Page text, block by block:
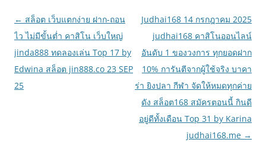
เมนู
นำทาง
เรื่อง
← สล็อต เว็บแตกง่าย ฝาก-ถอน
ไว ไม่มีขั้นต่ำ คาสิโน เว็บใหญ่
jinda888 ทดลองเล่น Top 17 by
Edwina สล็อต jin888.co 23 SEP
25
Judhai168 14 กรกฎาคม 2025
judhai168 คาสิโนออนไลน์
อันดับ 1 ของวงการ ทุกยอดฝาก
10% การันตีจากผู้ใช้จริง บาคา
ร่า ยิงปลา กีฬา จัดให้หมดทุกค่าย
ดัง สล็อต168 สมัครตอนนี้ กินดี
อยู่ดีทั้งเดือน Top 31 by Karina
judhai168.me →